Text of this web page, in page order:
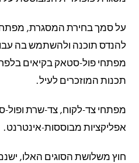
על סמך בחירת המסגרת, מפתח
להנדס תוכנה ולהשתמש בה
מפתחי פול-סטאק בקיאים
תכנות המוזכרים לעיל.
מפתחי צד-לקוח, צד-שרת ופול-
אפליקציות מבוססות-אינטרנט.
חוץ משלושת הסוגים האלו,